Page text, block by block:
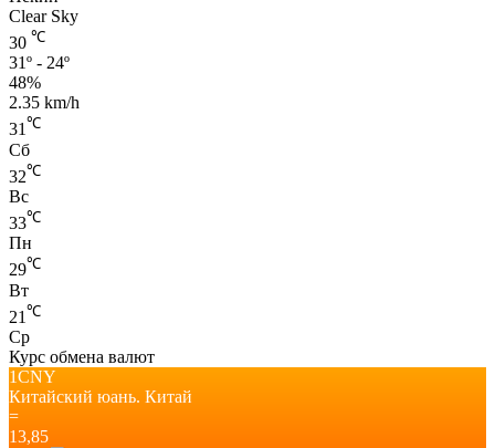
Clear Sky
30 ℃
31º - 24º
48%
2.35 km/h
31℃
Сб
32℃
Вс
33℃
Пн
29℃
Вт
21 ℃
Ср
Курс обмена валют
1CNY
Китайский юань. Китай
=
13,85